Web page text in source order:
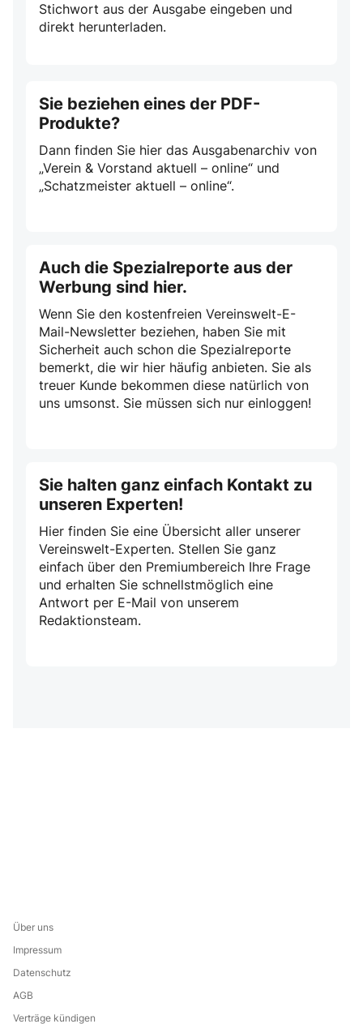
Stichwort aus der Ausgabe eingeben und
direkt herunterladen.
Sie beziehen eines der PDF-
Produkte?
Dann finden Sie hier das Ausgabenarchiv von
„Verein & Vorstand aktuell – online“ und
„Schatzmeister aktuell – online“.
Auch die Spezialreporte aus der
Werbung sind hier.
Wenn Sie den kostenfreien Vereinswelt-E-
Mail-Newsletter beziehen, haben Sie mit
Sicherheit auch schon die Spezialreporte
bemerkt, die wir hier häufig anbieten. Sie als
treuer Kunde bekommen diese natürlich von
uns umsonst. Sie müssen sich nur einloggen!
Sie halten ganz einfach Kontakt zu
unseren Experten!
Hier finden Sie eine Übersicht aller unserer
Vereinswelt-Experten. Stellen Sie ganz
einfach über den Premiumbereich Ihre Frage
und erhalten Sie schnellstmöglich eine
Antwort per E-Mail von unserem
Redaktionsteam.
Über uns
Impressum
Datenschutz
AGB
Verträge kündigen